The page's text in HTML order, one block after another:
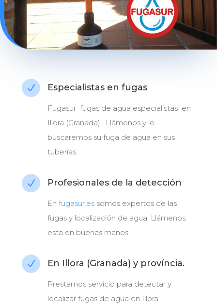
N Especialistas en fugas
Fugasur fugas de agua especialistas en
Illora (Granada) . Llámenos y le
buscaremos su fuga de agua en sus
tuberías.
N Profesionales de la detección
En fugasur.essomos expertos de las
fugas y localización de agua. Llámenos
esta en buenas manos.
N En Illora (Granada) y província.
Prestamos servicio para detectar y
localizar fugas de agua en Illora